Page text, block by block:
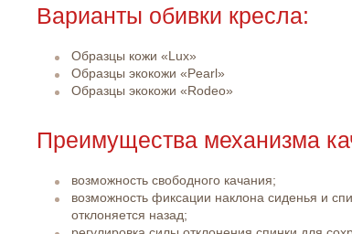
Варианты обивки кресла:
Образцы кожи «Lux»
Образцы экокожи «Pearl»
Образцы экокожи «Rodeo»
Преимущества механизма
возможность свободного качания;
возможность фиксации наклона сиденья и
отклоняется назад;